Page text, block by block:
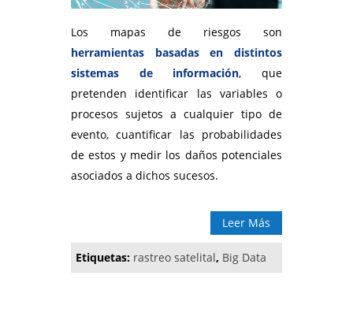
Los mapas de riesgos son
herramientas basadas en distintos
sistemas de información, que
pretenden identificar las variables o
procesos sujetos a cualquier tipo de
evento, cuantificar las probabilidades
de estos y medir los daños potenciales
asociados a dichos sucesos.
Leer Más
Etiquetas: rastreo satelital, Big Data